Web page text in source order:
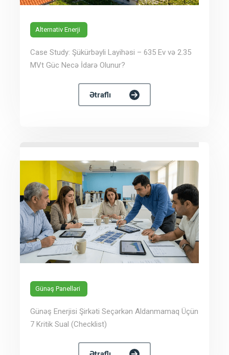
Alternativ Enerji
Case Study: Şükürbəyli Layihəsi – 635 Ev və 2.35
MVt Güc Necə İdarə Olunur?
Ətraflı
Günəş Panelləri
Günəş Enerjisi Şirkəti Seçərkən Aldanmamaq Üçün
7 Kritik Sual (Checklist)